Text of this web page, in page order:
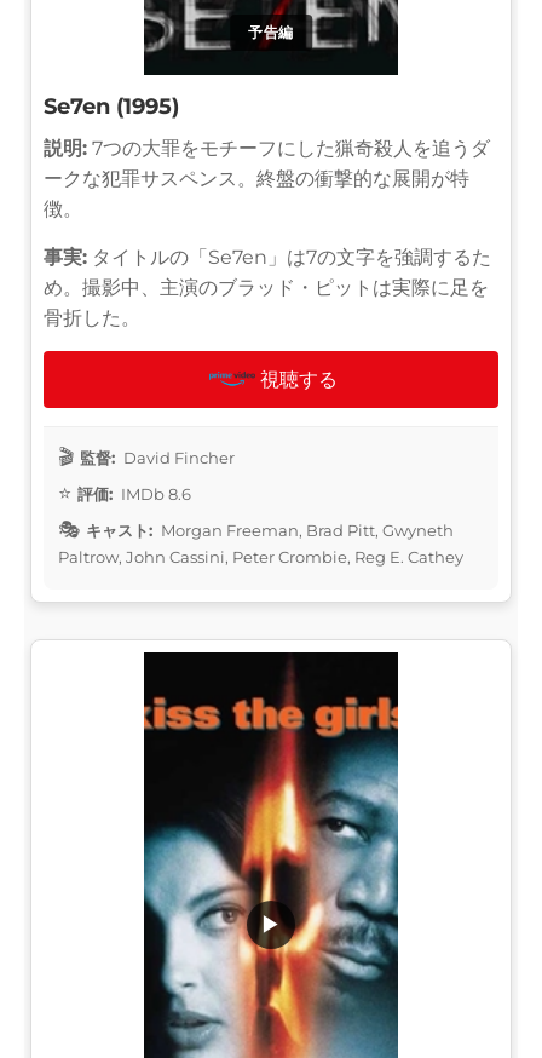
予告編
Se7en (1995)
説明: 7つの大罪をモチーフにした猟奇殺人を追うダ
ークな犯罪サスペンス。終盤の衝撃的な展開が特
徴。
事実: タイトルの「Se7en」は7の文字を強調するた
め。撮影中、主演のブラッド・ピットは実際に足を
骨折した。
視聴する
監督: David Fincher
評価: IMDb 8.6
キャスト: Morgan Freeman, Brad Pitt, Gwyneth
Paltrow, John Cassini, Peter Crombie, Reg E. Cathey
▶